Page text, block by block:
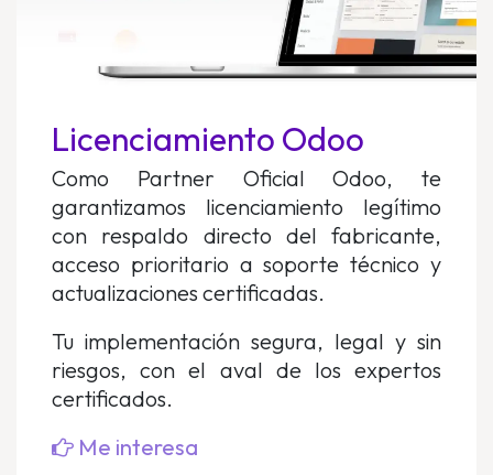
Licenciamiento Odoo
Como Partner Oficial Odoo, te
garantizamos licenciamiento legítimo
con respaldo directo del fabricante,
acceso prioritario a soporte técnico y
actualizaciones certificadas.
Tu implementación segura, legal y sin
riesgos, con el aval de los expertos
certificados.
Me interesa